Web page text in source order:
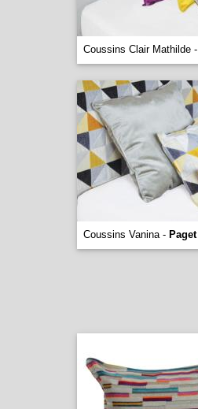
Coussins Clair Mathilde -
Coussins Vanina - Paget